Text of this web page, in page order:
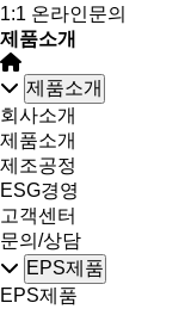
1:1 온라인문의
제품소개
제품소개
회사소개
제품소개
제조공정
ESG경영
고객센터
문의/상담
EPS제품
EPS제품